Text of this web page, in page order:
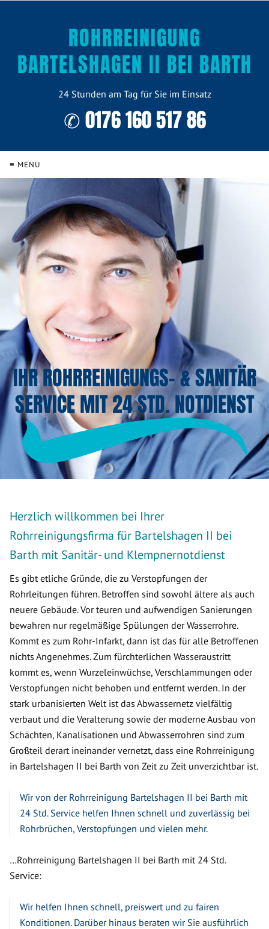
ROHRREINIGUNG
BARTELSHAGEN II BEI BARTH
24 Stunden am Tag für Sie im Einsatz
✆ 0176 160 517 86
≡ MENU
IHR ROHRREINIGUNGS- & SANITÄR
SERVICE MIT 24 STD. NOTDIENST
Herzlich willkommen bei Ihrer
Rohrreinigungsfirma für Bartelshagen II bei
Barth mit Sanitär- und Klempnernotdienst
Es gibt etliche Gründe, die zu Verstopfungen der
Rohrleitungen führen. Betroffen sind sowohl ältere als auch
neuere Gebäude. Vor teuren und aufwendigen Sanierungen
bewahren nur regelmäßige Spülungen der Wasserrohre.
Kommt es zum Rohr-Infarkt, dann ist das für alle Betroffenen
nichts Angenehmes. Zum fürchterlichen Wasseraustritt
kommt es, wenn Wurzeleinwüchse, Verschlammungen oder
Verstopfungen nicht behoben und entfernt werden. In der
stark urbanisierten Welt ist das Abwassernetz vielfältig
verbaut und die Veralterung sowie der moderne Ausbau von
Schächten, Kanalisationen und Abwasserrohren sind zum
Großteil derart ineinander vernetzt, dass eine Rohrreinigung
in Bartelshagen II bei Barth von Zeit zu Zeit unverzichtbar ist.
Wir von der Rohrreinigung Bartelshagen II bei Barth mit
24 Std. Service helfen Ihnen schnell und zuverlässig bei
Rohrbrüchen, Verstopfungen und vielen mehr.
…Rohrreinigung Bartelshagen II bei Barth mit 24 Std.
Service:
Wir helfen Ihnen schnell, preiswert und zu fairen
Konditionen. Darüber hinaus beraten wir Sie ausführlich